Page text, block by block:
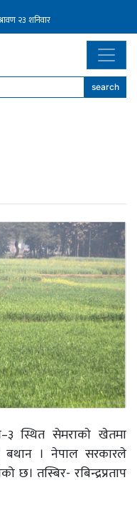
search
स्थित सेमराकाे खेतमा
बथान । नेपाल सरकारले
छ। तस्बिर- रबिन्द्रप्रताप